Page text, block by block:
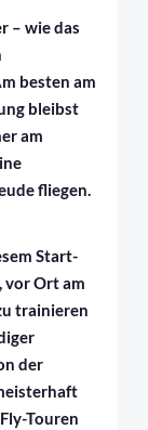
– wie das
besten am
bleibst
am
fliegen.
Start-
vor Ort am
trainieren
der
Touren